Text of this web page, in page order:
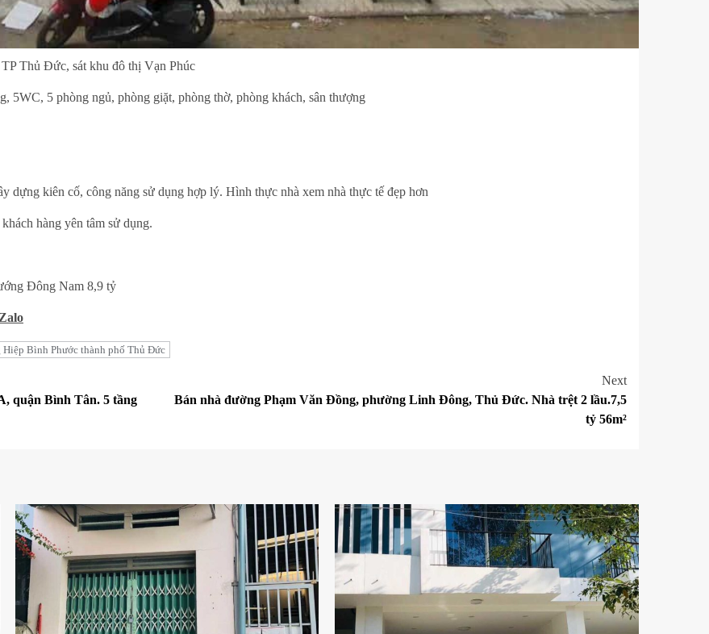
Thủ Đức, sát khu đô thị Vạn Phúc
5WC, 5 phòng ngủ, phòng giặt, phòng thờ, phòng khách, sân thượng
dựng kiên cố, công năng sử dụng hợp lý. Hình thực nhà xem nhà thực tế đẹp hơn
hàng yên tâm sử dụng.
Đông Nam 8,9 tỷ
Hiệp Bình Phước thành phố Thủ Đức
quận Bình Tân. 5 tầng
Next
Bán nhà đường Phạm Văn Đồng, phường Linh Đông, Thủ Đức. Nhà trệt 2 lầu.7,5
tỷ 56m²